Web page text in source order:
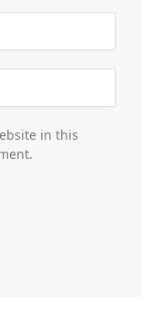
in this